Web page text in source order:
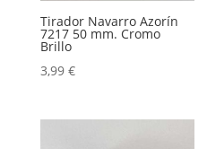
Tirador Navarro Azorín
7217 50 mm. Cromo
Brillo
3,99 €